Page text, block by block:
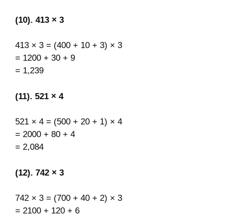
(10). 413 × 3
413 × 3 = (400 + 10 + 3) × 3
= 1200 + 30 + 9
= 1,239
(11). 521 × 4
521 × 4 = (500 + 20 + 1) × 4
= 2000 + 80 + 4
= 2,084
(12). 742 × 3
742 × 3 = (700 + 40 + 2) × 3
= 2100 + 120 + 6